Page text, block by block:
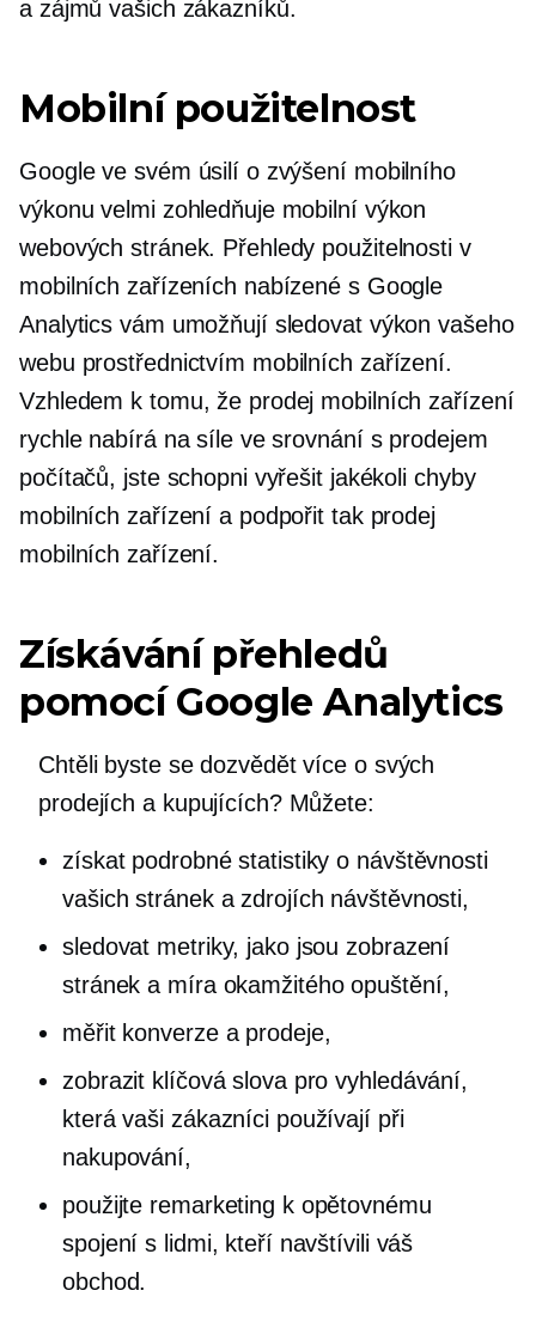
a zájmů vašich zákazníků.
Mobilní použitelnost
Google ve svém úsilí o zvýšení mobilního
výkonu velmi zohledňuje mobilní výkon
webových stránek. Přehledy použitelnosti v
mobilních zařízeních nabízené s Google
Analytics vám umožňují sledovat výkon vašeho
webu prostřednictvím mobilních zařízení.
Vzhledem k tomu, že prodej mobilních zařízení
rychle nabírá na síle ve srovnání s prodejem
počítačů, jste schopni vyřešit jakékoli chyby
mobilních zařízení a podpořit tak prodej
mobilních zařízení.
Získávání přehledů
pomocí Google Analytics
Chtěli byste se dozvědět více o svých
prodejích a kupujících? Můžete:
získat podrobné statistiky o návštěvnosti
vašich stránek a zdrojích návštěvnosti,
sledovat metriky, jako jsou zobrazení
stránek a míra okamžitého opuštění,
měřit konverze a prodeje,
zobrazit klíčová slova pro vyhledávání,
která vaši zákazníci používají při
nakupování,
použijte remarketing k opětovnému
spojení s lidmi, kteří navštívili váš
obchod.